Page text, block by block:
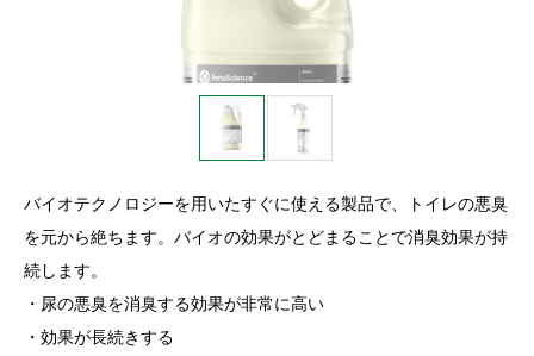
バイオテクノロジーを用いたすぐに使える製品で、トイレの悪臭
を元から絶ちます。バイオの効果がとどまることで消臭効果が持
続します。
・尿の悪臭を消臭する効果が非常に高い
・効果が長続きする